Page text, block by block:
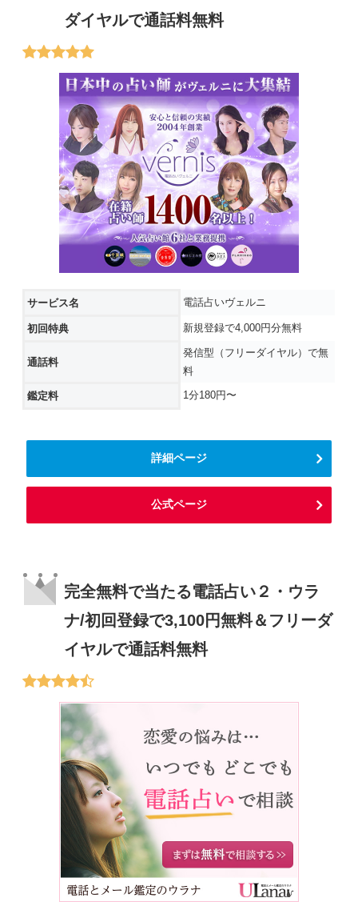
ダイヤルで通話料無料
サービス名 電話占いヴェルニ
初回特典 新規登録で4,000円分無料
通話料
発信型（フリーダイヤル）で無
料
鑑定料 1分180円〜
詳細ページ
公式ページ
完全無料で当たる電話占い２・ウラ
ナ/初回登録で3,100円無料＆フリーダ
イヤルで通話料無料